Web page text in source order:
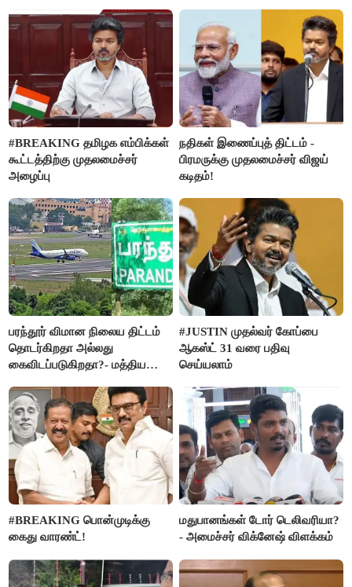
செய்த கொடூரம்
#BREAKING தமிழக எம்பிக்கள்
கூட்டத்திற்கு முதலமைச்சர்
அழைப்பு
நதிகள் இணைப்புத் திட்டம் -
பிரமருக்கு முதலமைச்சர் விஜய்
கடிதம்!
பரந்தூர் விமான நிலைய திட்டம்
தொடர்கிறதா அல்லது
கைவிடப்படுகிறதா?- மத்திய
#JUSTIN முதல்வர் கோப்பை
ஆகஸ்ட் 31 வரை பதிவு
செய்யலாம்
#BREAKING பொன்முடிக்கு
கைது வாரண்ட்!
மதுபானங்கள் டோர் டெலிவரியா?
- அமைச்சர் விக்னேஷ் விளக்கம்